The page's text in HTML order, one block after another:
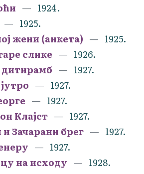
1924.
1925.
жени (анкета)
1925.
слике
1926.
1927.
1927.
1927.
Клајст
1927.
Зачарани брег
1927.
1927.
на исходу
1928.